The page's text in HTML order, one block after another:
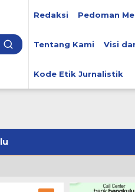
Redaksi Pedoman
Tentang Kami Visi
Kode Etik Jurnalistik